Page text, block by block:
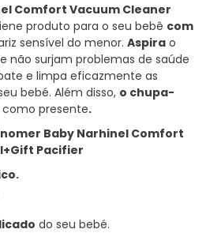
Comfort Vacuum Cleaner
produto para o seu bebê com
sensível do menor. Aspira o
não surjam problemas de saúde
e limpa eficazmente as
bebé. Além disso, o chupa-
como presente.
Baby Narhinel Comfort
Pacifier
do seu bebé.